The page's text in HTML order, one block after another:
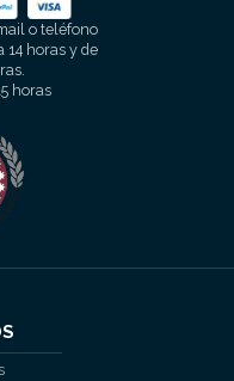
o teléfono
14 horas y de
horas